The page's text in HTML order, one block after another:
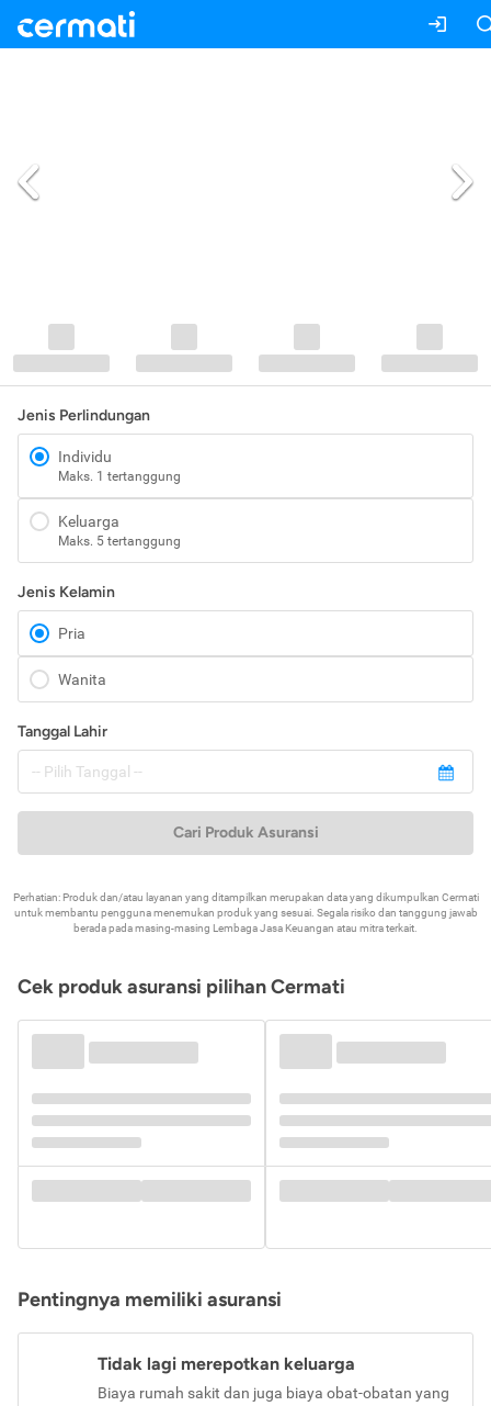
Jenis Perlindungan
Individu
Maks. 1 tertanggung
Keluarga
Maks. 5 tertanggung
Jenis Kelamin
Pria
Wanita
Tanggal Lahir
Cari Produk Asuransi
Perhatian: Produk dan/atau layanan yang ditampilkan merupakan data yang dikumpulkan Cermati
untuk membantu pengguna menemukan produk yang sesuai. Segala risiko dan tanggung jawab
berada pada masing-masing Lembaga Jasa Keuangan atau mitra terkait.
Cek produk asuransi pilihan Cermati
Pentingnya memiliki asuransi
Tidak lagi merepotkan keluarga
Biaya rumah sakit dan juga biaya obat-obatan yang